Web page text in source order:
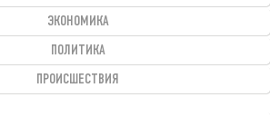
ЭКОНОМИКА
ПОЛИТИКА
ПРОИСШЕСТВИЯ